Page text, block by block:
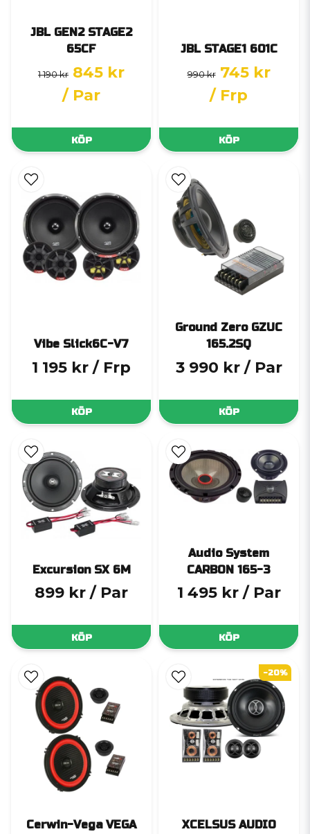
JBL GEN2 STAGE2
65CF
1 190 kr 845 kr
/ Par
KÖP
JBL STAGE1 601C
990 kr 745 kr
/ Frp
KÖP
Vibe Slick6C-V7
1 195 kr / Frp
KÖP
Ground Zero GZUC
165.2SQ
3 990 kr / Par
KÖP
Excursion SX 6M
899 kr / Par
KÖP
Audio System
CARBON 165-3
1 495 kr / Par
KÖP
Cerwin-Vega VEGA
XCELSUS AUDIO
-20%